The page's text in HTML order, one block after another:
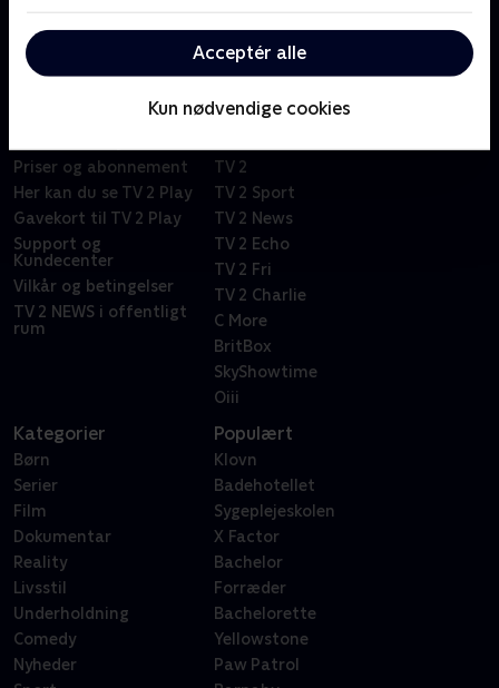
Acceptér alle
Kun nødvendige cookies
livets forhold. De er nemlig bedst til at være sig selv.
Priser og abonnement
Her kan du se TV 2 Play
Gavekort til TV 2 Play
Support og
Kundecenter
Vilkår og betingelser
TV 2 NEWS i offentligt
rum
TV 2
TV 2 Sport
TV 2 News
TV 2 Echo
TV 2 Fri
TV 2 Charlie
C More
BritBox
SkyShowtime
Oiii
Kategorier
Børn
Serier
Film
Dokumentar
Reality
Livsstil
Underholdning
Comedy
Nyheder
Populært
Klovn
Badehotellet
Sygeplejeskolen
X Factor
Bachelor
Forræder
Bachelorette
Yellowstone
Paw Patrol